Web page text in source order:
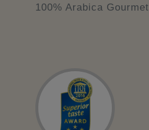
100% Arabica Gourmet